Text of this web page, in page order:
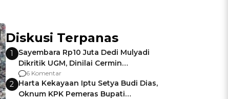
Diskusi Terpanas
1
Sayembara Rp10 Juta Dedi Mulyadi
Dikritik UGM, Dinilai Cermin
Gagalnya Negara Jamin Keamanan
6 Komentar
2 Harta Kekayaan Iptu Setya Budi Dias,
Oknum KPK Pemeras Bupati